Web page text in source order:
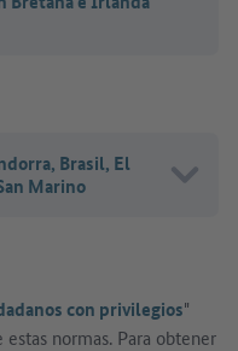
Brasil, El
Marino
con privilegios"
normas. Para obtener